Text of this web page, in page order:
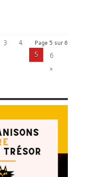
Page 5 sur 6
3
4
5
6
»